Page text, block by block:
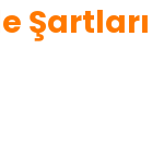
Şartları